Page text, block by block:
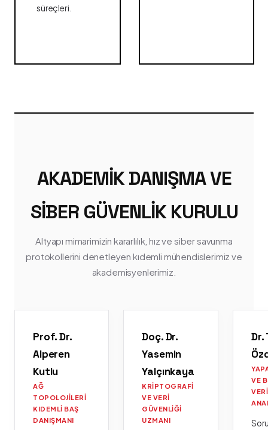
süreçleri.
AKADEMIK DANIŞMA VE
SIBER GÜVENLIK KURULU
Altyapı mimarimizin kararlılık, hız ve siber savunma
protokollerini denetleyen kıdemli mühendislerimiz ve
akademisyenlerimiz.
Prof. Dr.
Alperen
Kutlu
AĞ
TOPOLOJILERI
KIDEMLI BAŞ
DANIŞMANI
Doç. Dr.
Yasemin
Yalçınkaya
KRIPTOGRAFI
VE VERI
GÜVENLIĞI
UZMANI
Dr.
VE
VERI